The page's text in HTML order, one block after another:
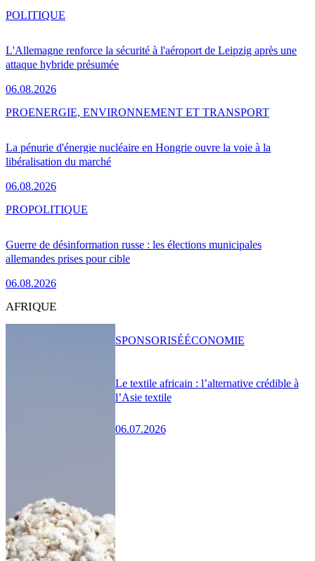
L'Allemagne renforce la sécurité à l'aéroport de Leipzig après une
attaque hybride présumée
06.08.2026
POLITIQUE
La pénurie d'énergie nucléaire en Hongrie ouvre la voie à la
libéralisation du marché
06.08.2026
PROENERGIE, ENVIRONNEMENT ET TRANSPORT
Guerre de désinformation russe : les élections municipales
allemandes prises pour cible
06.08.2026
PROPOLITIQUE
AFRIQUE
Le textile africain : l’alternative crédible à
l’Asie textile
06.07.2026
SPONSORISÉÉCONOMIE